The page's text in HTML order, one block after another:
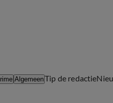
AlgemeenTip de redactie